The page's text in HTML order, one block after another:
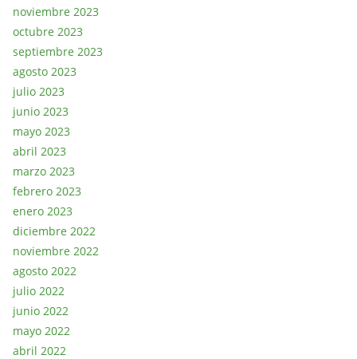
noviembre 2023
octubre 2023
septiembre 2023
agosto 2023
julio 2023
junio 2023
mayo 2023
abril 2023
marzo 2023
febrero 2023
enero 2023
diciembre 2022
noviembre 2022
agosto 2022
julio 2022
junio 2022
mayo 2022
abril 2022